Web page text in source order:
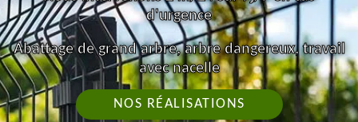
d'urgence
Abattage de grand arbre, arbre dangereux, travail
avec nacelle
NOS RÉALISATIONS